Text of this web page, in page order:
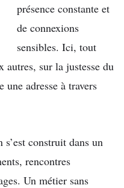
présence constante et
de connexions
sensibles. Ici, tout
autres, sur la justesse du
adresse à travers
construit dans un
rencontres
Un métier sans